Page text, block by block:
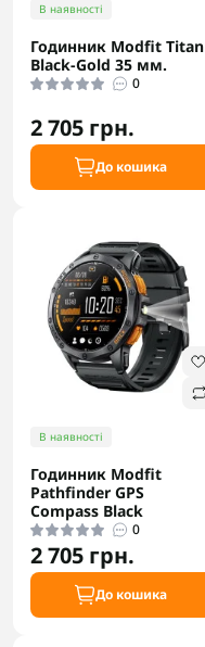
В наявності
Годинник Modfit Titan
Black-Gold 35 мм.
0
2 705 грн.
До кошика
В наявності
Годинник Modfit
Pathfinder GPS
Compass Black
0
2 705 грн.
До кошика